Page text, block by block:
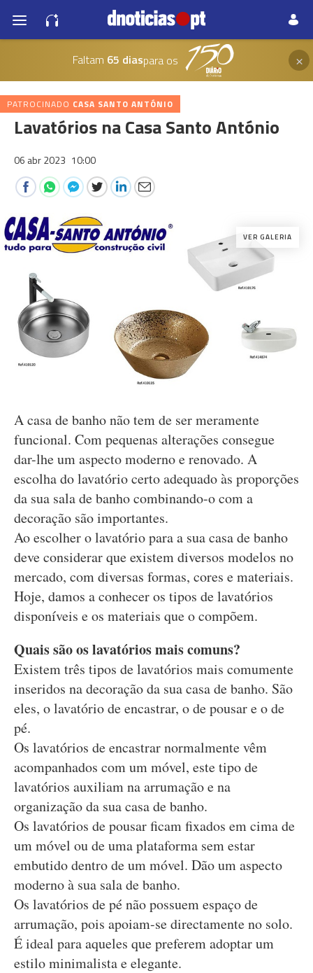
Faltam 65 diaspara os ×
PATROCINADO CASA SANTO ANTÓNIO
Lavatórios na Casa Santo António
06 abr 2023 10:00
VER GALERIA
A casa de banho não tem de ser meramente
funcional. Com pequenas alterações consegue
dar-lhe um aspecto moderno e renovado. A
escolha do lavatório certo adequado às proporções
da sua sala de banho combinando-o com a
decoração são importantes.
Ao escolher o lavatório para a sua casa de banho
deve considerar que existem diversos modelos no
mercado, com diversas formas, cores e materiais.
Hoje, damos a conhecer os tipos de lavatórios
disponíveis e os materiais que o compõem.
Quais são os lavatórios mais comuns?
Existem três tipos de lavatórios mais comumente
inseridos na decoração da sua casa de banho. São
eles, o lavatório de encastrar, o de pousar e o de
pé.
Os lavatórios de encastrar normalmente vêm
acompanhados com um móvel, este tipo de
lavatórios auxiliam na arrumação e na
organização da sua casa de banho.
Os lavatórios de pousar ficam fixados em cima de
um móvel ou de uma plataforma sem estar
embutido dentro de um móvel. Dão um aspecto
moderno à sua sala de banho.
Os lavatórios de pé não possuem espaço de
arrumação, pois apoiam-se directamente no solo.
É ideal para aqueles que preferem adoptar um
estilo minimalista e elegante.